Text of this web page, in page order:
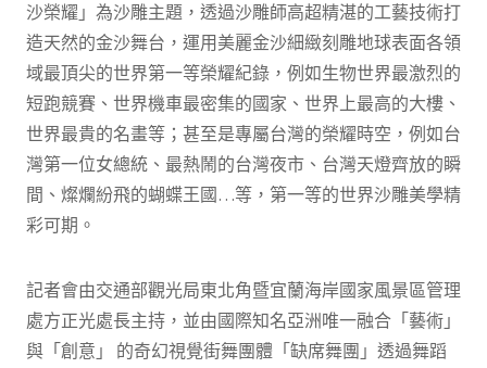
沙榮耀」為沙雕主題，透過沙雕師高超精湛的工藝技術打
造天然的金沙舞台，運用美麗金沙細緻刻雕地球表面各領
域最頂尖的世界第一等榮耀紀錄，例如生物世界最激烈的
短跑競賽、世界機車最密集的國家、世界上最高的大樓、
世界最貴的名畫等；甚至是專屬台灣的榮耀時空，例如台
灣第一位女總統、最熱鬧的台灣夜市、台灣天燈齊放的瞬
間、燦爛紛飛的蝴蝶王國…等，第一等的世界沙雕美學精
彩可期。
記者會由交通部觀光局東北角暨宜蘭海岸國家風景區管理
處方正光處長主持，並由國際知名亞洲唯一融合「藝術」
與「創意」 的奇幻視覺街舞團體「缺席舞團」透過舞蹈